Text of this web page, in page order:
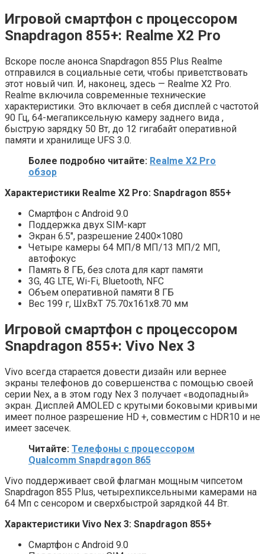
Игровой смартфон с процессором
Snapdragon 855+: Realme X2 Pro
Вскоре после анонса Snapdragon 855 Plus Realme
отправился в социальные сети, чтобы приветствовать
этот новый чип. И, наконец, здесь — Realme X2 Pro.
Realme включила современные технические
характеристики. Это включает в себя дисплей с частотой
90 Гц, 64-мегапиксельную камеру заднего вида ,
быструю зарядку 50 Вт, до 12 гигабайт оперативной
памяти и хранилище UFS 3.0.
Более подробно читайте: Realme X2 Pro
обзор
Характеристики Realme X2 Pro: Snapdragon 855+
Смартфон с Android 9.0
Поддержка двух SIM-карт
Экран 6.5″, разрешение 2400×1080
Четыре камеры 64 МП/8 МП/13 МП/2 МП,
автофокус
Память 8 ГБ, без слота для карт памяти
3G, 4G LTE, Wi-Fi, Bluetooth, NFC
Объем оперативной памяти 8 ГБ
Вес 199 г, ШxВxТ 75.70x161x8.70 мм
Игровой смартфон с процессором
Snapdragon 855+: Vivo Nex 3
Vivo всегда старается довести дизайн или вернее
экраны телефонов до совершенства с помощью своей
серии Nex, а в этом году Nex 3 получает «водопадный»
экран. Дисплей AMOLED с крутыми боковыми кривыми
имеет полное разрешение HD +, совместим с HDR10 и не
имеет засечек.
Читайте: Телефоны с процессором
Qualcomm Snapdragon 865
Vivo поддерживает свой флагман мощным чипсетом
Snapdragon 855 Plus, четырехпиксельными камерами на
64 Мп с сенсором и сверхбыстрой зарядкой 44 Вт.
Характеристики Vivo Nex 3: Snapdragon 855+
Смартфон с Android 9.0